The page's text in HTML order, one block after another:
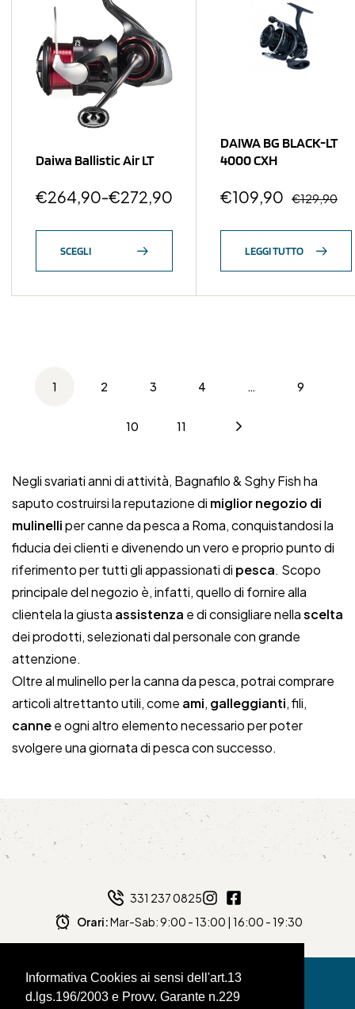
Informativa Cookies ai sensi dell'art.13
d.lgs.196/2003 e Provv. Garante n.229
Daiwa Ballistic Air LT
€264,90-€272,90
SCEGLI
DAIWA BG BLACK-LT
4000 CXH
€129,90
€109,90
LEGGI TUTTO
1 2 3 4 … 9
10 11
Negli svariati anni di attività, Bagnafilo & Sghy Fish ha
saputo costruirsi la reputazione di miglior negozio di
mulinelliper canne da pesca a Roma, conquistandosi la
fiducia dei clienti e divenendo un vero e proprio punto di
riferimento per tutti gli appassionati di pesca. Scopo
principale del negozio è, infatti, quello di fornire alla
clientela la giusta assistenza e di consigliare nellascelta
dei prodotti, selezionati dal personale con grande
attenzione.
Oltre al mulinello per la canna da pesca, potrai comprare
articoli altrettanto utili, come ami, galleggianti, fili,
cannee ogni altro elemento necessario per poter
svolgere una giornata di pesca con successo.
331 237 0825
Orari:Mar-Sab: 9:00 - 13:00 | 16:00 - 19:30